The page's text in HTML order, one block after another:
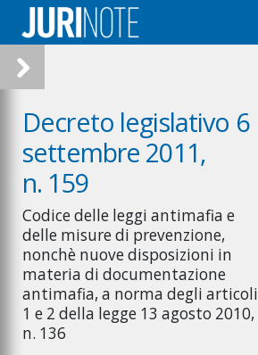
Decreto legislativo 6
settembre 2011,
n. 159
Codice delle leggi antimafia e
delle misure di prevenzione,
nonchè nuove disposizioni in
materia di documentazione
antimafia, a norma degli articoli
1 e 2 della legge 13 agosto 2010,
n. 136